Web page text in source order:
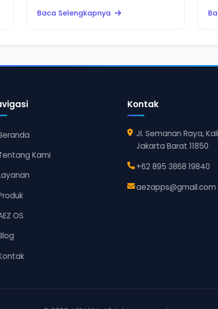
Baca Selengkapnya
Kami
OS
Kontak
Jl. Semanan Raya,
Jakarta Barat 11850
+62 895 3868 19840
aezapps@gmail.com